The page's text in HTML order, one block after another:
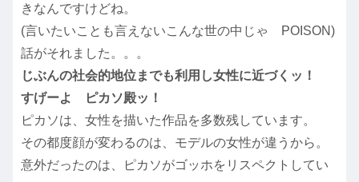
きなんですけどね。
(言いたいことも言えないこんな世の中じゃ POISON)
話がそれました。。。
じぶんの社会的地位までも利用し女性に近づくッ！
すげーよ ピカソ殿ッ！
ピカソは、女性を描いた作品を多数残しています。
その都度顔が変わるのは、モデルの女性が違うから。
意外だったのは、ピカソがゴッホをリスペクトしてい